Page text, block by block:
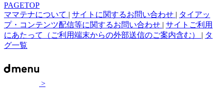
PAGETOP
ママテナについて | サイトに関するお問い合わせ | タイアッ
プ・コンテンツ配信等に関するお問い合わせ | サイトご利用
にあたって（ご利用端末からの外部送信のご案内含む） | タ
グ一覧
>